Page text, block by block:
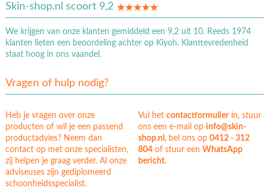
Skin-shop.nl scoort 9,2
We krijgen van onze klanten gemiddeld een 9,2 uit 10. Reeds 1974
klanten lieten een beoordeling achter op Kiyoh. Klanttevredenheid
staat hoog in ons vaandel.
Vragen of hulp nodig?
Heb je vragen over onze
producten of wil je een passend
productadvies? Neem dan
contact op met onze specialisten,
zij helpen je graag verder. Al onze
adviseuses zijn gediplomeerd
schoonheidsspecialist.
Vul hetcontactformulierin, stuur
ons een e-mail op info@skin-
shop.nl, bel ons op0412 - 312
804 of stuur eenWhatsApp
bericht.